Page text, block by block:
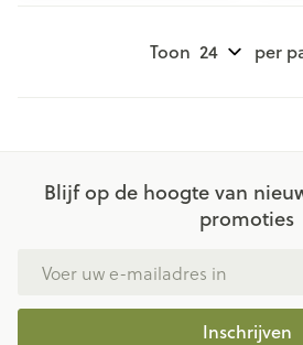
Toon per
Blijf op de hoogte van
promoties
Inschrijven